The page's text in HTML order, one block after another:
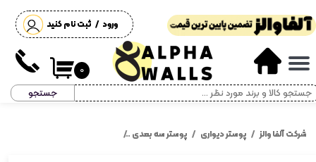
ورود / ثبت نام کنید
حساب کاربری من
تغییر گذر واژه
سفارشات
خروج از حساب کاربری
۰
جستجو
شرکت آلفا والز پوستر دیواری پوستر سه بعدی